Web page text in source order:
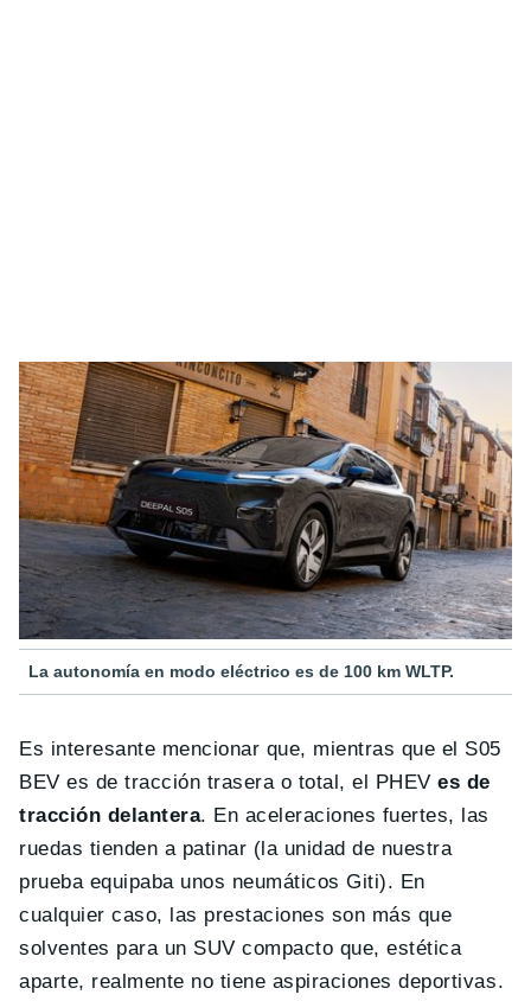
La autonomía en modo eléctrico es de 100 km WLTP.
Es interesante mencionar que, mientras que el S05
BEV es de tracción trasera o total, el PHEV es de
tracción delantera. En aceleraciones fuertes, las
ruedas tienden a patinar (la unidad de nuestra
prueba equipaba unos neumáticos Giti). En
cualquier caso, las prestaciones son más que
solventes para un SUV compacto que, estética
aparte, realmente no tiene aspiraciones deportivas.